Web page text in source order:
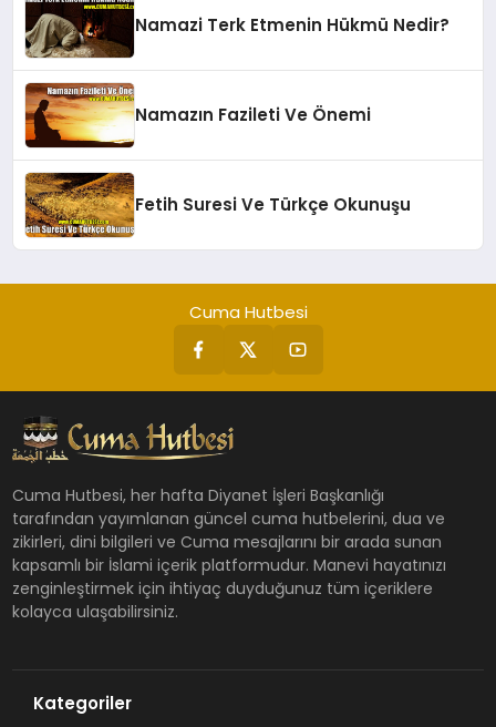
Namazi Terk Etmenin Hükmü Nedir?
Namazın Fazileti Ve Önemi
Fetih Suresi Ve Türkçe Okunuşu
Cuma Hutbesi
Cuma Hutbesi, her hafta Diyanet İşleri Başkanlığı
tarafından yayımlanan güncel cuma hutbelerini, dua ve
zikirleri, dini bilgileri ve Cuma mesajlarını bir arada sunan
kapsamlı bir İslami içerik platformudur. Manevi hayatınızı
zenginleştirmek için ihtiyaç duyduğunuz tüm içeriklere
kolayca ulaşabilirsiniz.
Kategoriler